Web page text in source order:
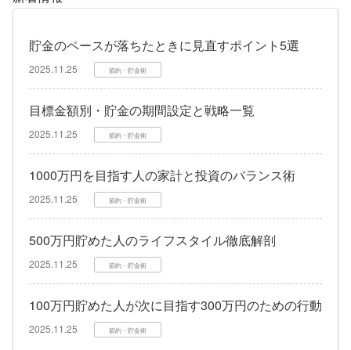
貯金のペースが落ちたときに見直すポイント5選
2025.11.25 節約・貯金術
目標金額別・貯金の期間設定と戦略一覧
2025.11.25 節約・貯金術
1000万円を目指す人の家計と投資のバランス術
2025.11.25 節約・貯金術
500万円貯めた人のライフスタイル徹底解剖
2025.11.25 節約・貯金術
100万円貯めた人が次に目指す300万円のための行動
2025.11.25 節約・貯金術